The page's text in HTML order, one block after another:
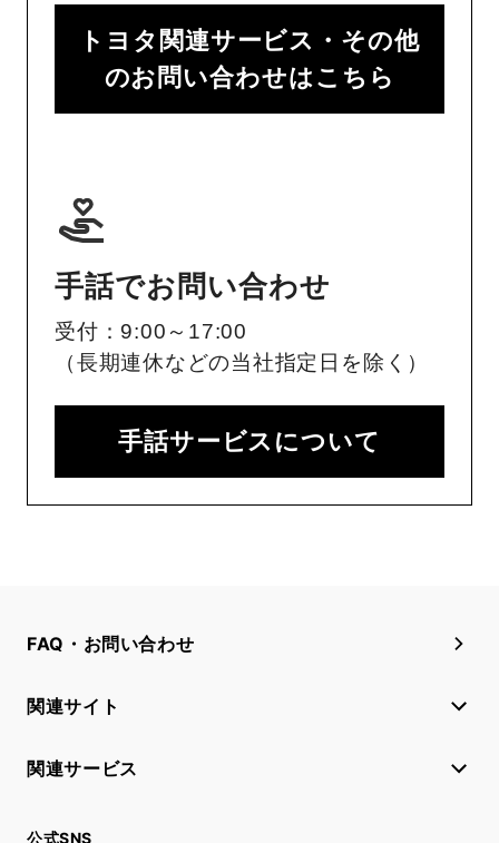
トヨタ関連サービス・その他
のお問い合わせはこちら
手話でお問い合わせ
受付：9:00～17:00
（長期連休などの当社指定日を除く）
手話サービスについて
FAQ・お問い合わせ
関連サイト
関連サービス
公式SNS